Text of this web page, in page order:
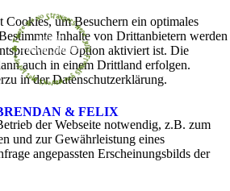
& FELIX
Cookies, um Besuchern ein optimales
Inhalte von Drittanbietern werden
Option aktiviert ist. Die
auch in einem Drittland erfolgen.
in der Datenschutzerklärung.
der Webseite notwendig, z.B. zum
und zur Gewährleistung eines
angepassten Erscheinungsbilds der